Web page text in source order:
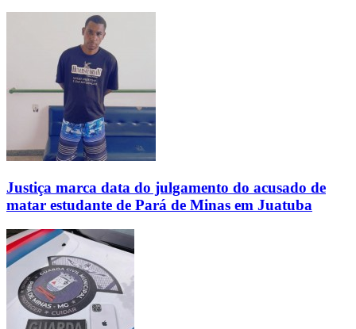
Justiça marca data do julgamento do acusado de
matar estudante de Pará de Minas em Juatuba